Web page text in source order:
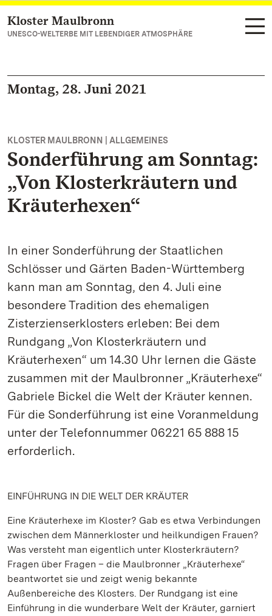
Zum Hauptinhalt springen
Kloster Maulbronn
UNESCO-WELTERBE MIT LEBENDIGER ATMOSPHÄRE
Montag, 28. Juni 2021
KLOSTER MAULBRONN | ALLGEMEINES
Sonderführung am Sonntag:
„Von Klosterkräutern und
Kräuterhexen“
In einer Sonderführung der Staatlichen
Schlösser und Gärten Baden-Württemberg
kann man am Sonntag, den 4. Juli eine
besondere Tradition des ehemaligen
Zisterzienserklosters erleben: Bei dem
Rundgang „Von Klosterkräutern und
Kräuterhexen“ um 14.30 Uhr lernen die Gäste
zusammen mit der Maulbronner „Kräuterhexe“
Gabriele Bickel die Welt der Kräuter kennen.
Für die Sonderführung ist eine Voranmeldung
unter der Telefonnummer 06221 65 888 15
erforderlich.
EINFÜHRUNG IN DIE WELT DER KRÄUTER
Eine Kräuterhexe im Kloster? Gab es etwa Verbindungen
zwischen dem Männerkloster und heilkundigen Frauen?
Was versteht man eigentlich unter Klosterkräutern?
Fragen über Fragen – die Maulbronner „Kräuterhexe“
beantwortet sie und zeigt wenig bekannte
Außenbereiche des Klosters. Der Rundgang ist eine
Einführung in die wunderbare Welt der Kräuter, garniert